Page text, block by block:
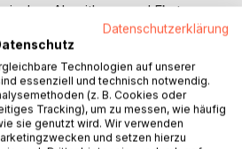
Algorithmus und Ekstase
Extreme: Auf der einen Seite die
der Algorithmen, der Kontrolle und
Auf der anderen Seite die Flucht
künstliche Sinnangebote und
der Mensch zunehmend
Datenschutzerklärung
Technologien auf unserer
essenziell und technisch notwendig.
(z. B. Cookies oder
Tracking), um zu messen, wie häufig
sie genutzt wird. Wir verwenden
und setzen hierzu